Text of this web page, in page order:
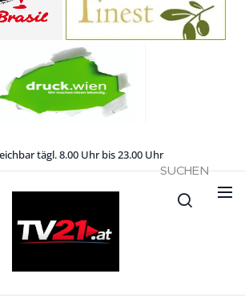
tägl. 8.00 Uhr bis 23.00 Uhr
SUCHEN